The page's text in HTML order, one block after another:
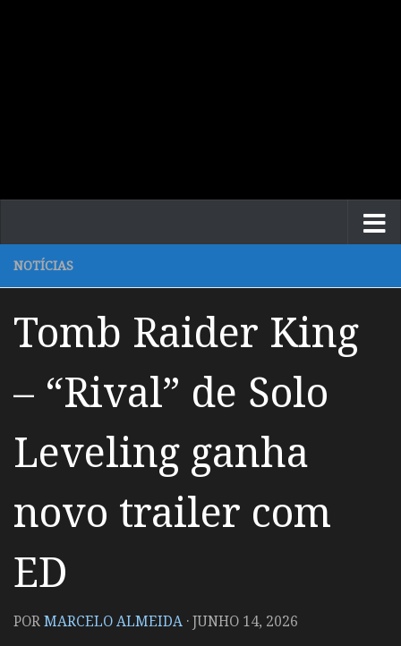
NOTÍCIAS
Tomb Raider King
– “Rival” de Solo
Leveling ganha
novo trailer com
ED
PORMARCELO ALMEIDA ·JUNHO 14, 2026